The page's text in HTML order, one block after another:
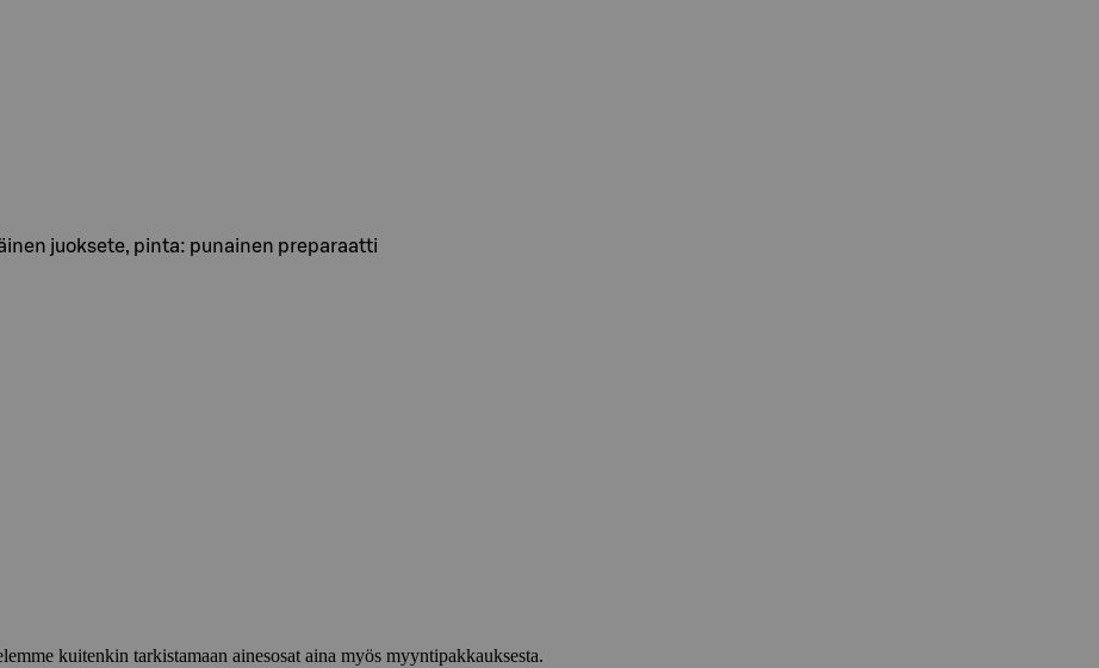
juoksete, pinta: punainen preparaatti
kuitenkin tarkistamaan ainesosat aina myös myyntipakkauksesta.